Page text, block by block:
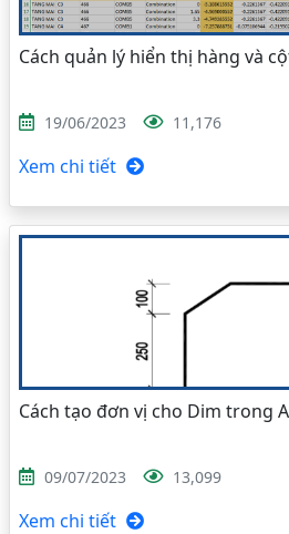
Cách quản lý hiển thị hàng và
19/06/2023 11,176
Xem chi tiết
Cách tạo đơn vị cho Dim trong
09/07/2023 13,099
Xem chi tiết